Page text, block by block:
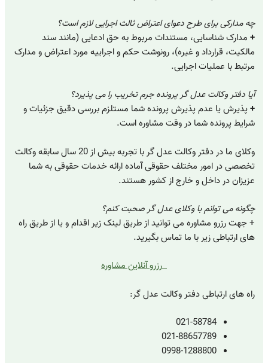
چه مدارکی برای طرح دعوای اعتراض ثالث اجرایی لازم است؟
+ مدارک شناسایی، مستندات مربوط به حق ادعایی (مانند سند
مالکیت، قرارداد و غیره)، رونوشت حکم و اجراییه مورد اعتراض و مدارک
مرتبط با عملیات اجرایی.
آیا دفتر وکالت عدل گر پرونده جرم تخریب را می پذیرد؟
+پذیرش یا عدم پذیرش پرونده شما مستلزم بررسی دقیق جزئیات و
شرایط پرونده شما در وقت مشاوره است.
وکلای ما در دفتر وکالت عدل گر با تجربه بیش از 20 سال سابقه وکالت
تخصصی در امور مختلف حقوقی آماده ارائه خدمات حقوقی به شما
عزیزان در داخل و خارج از کشور هستند.
چگونه می توانم با وکلای عدل گر صحبت کنم؟
+ جهت رزرو مشاوره می توانید از طریق لینک زیر اقدام و یا از طریق راه
های ارتباطی زیر با ما تماس بگیرید.
رزرو آنلاین مشاوره
راه های ارتباطی دفتر وکالت عدل گر:
021-58784
021-88657789
0998-1288800